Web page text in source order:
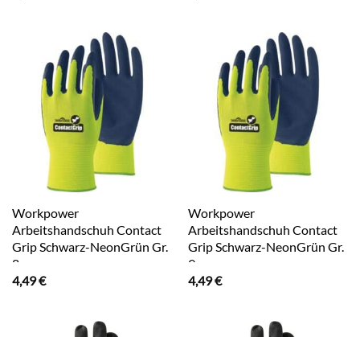
Workpower
Arbeitshandschuh Contact
Grip Schwarz-NeonGrün Gr.
8
4,49€
Workpower
Arbeitshandschuh Contact
Grip Schwarz-NeonGrün Gr.
9
4,49€